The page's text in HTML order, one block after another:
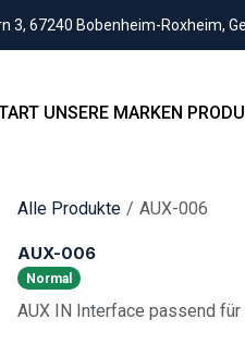
3, 67240 Bobenheim-Roxheim,
UNSERE MARKEN
Alle Produkte AUX-006
AUX-006
Normal
AUX IN Interface passend für